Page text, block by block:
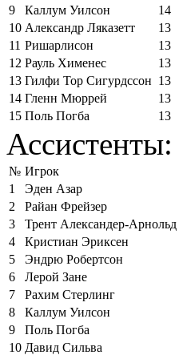
9
Каллум Уилсон
14
10 Александр Ляказетт
13
11 Ришарлисон
13
12 Рауль Хименес
13
13 Гилфи Тор Сигурдссон 13
14 Гленн Мюррей
13
15 Поль Погба 13
Ассистенты:
№ Игрок
1
Эден Азар
2
Райан Фрейзер
3
Трент Александер-Арнольд
4
Кристиан Эриксен
5
Эндрю Робертсон
6
Лерой Зане
7
Рахим Стерлинг
8
Каллум Уилсон
9
Поль Погба
10 Давид Сильва